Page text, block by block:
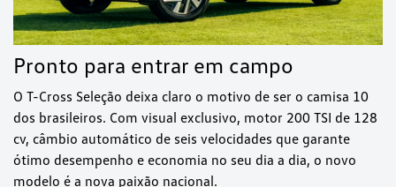
Pronto para entrar em campo
O T-Cross Seleção deixa claro o motivo de ser o camisa 10
dos brasileiros. Com visual exclusivo, motor 200 TSI de 128
cv, câmbio automático de seis velocidades que garante
ótimo desempenho e economia no seu dia a dia, o novo
modelo é a nova paixão nacional.